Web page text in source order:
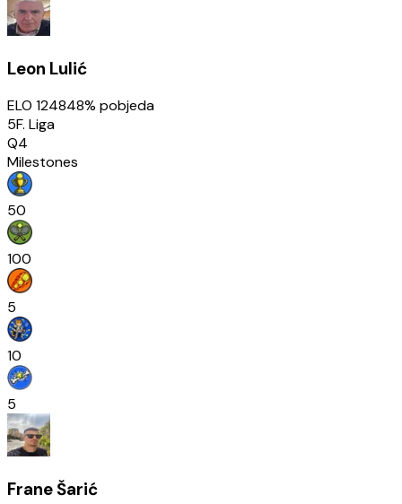
Leon Lulić
ELO 124848% pobjeda
5F. Liga
Q4
Milestones
50
100
5
10
5
Frane Šarić